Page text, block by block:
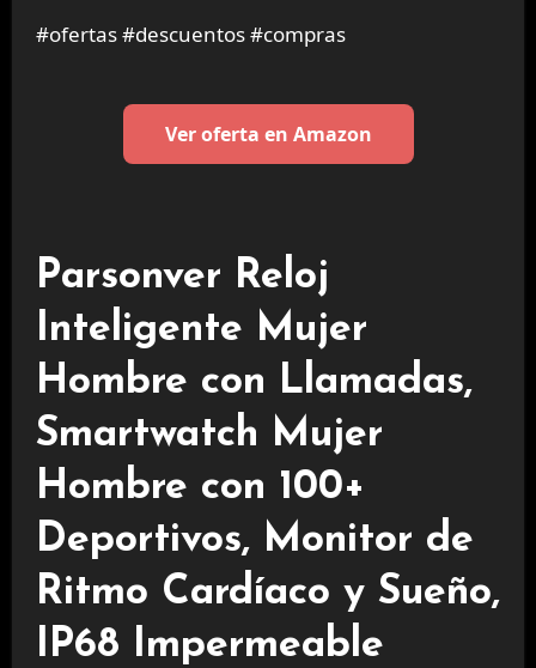
#ofertas #descuentos #compras
Ver oferta en Amazon
Parsonver Reloj
Inteligente Mujer
Hombre con Llamadas,
Smartwatch Mujer
Hombre con 100+
Deportivos, Monitor de
Ritmo Cardíaco y Sueño,
IP68 Impermeable